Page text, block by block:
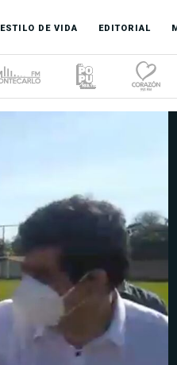
ESTILO DE VIDA EDITORIAL